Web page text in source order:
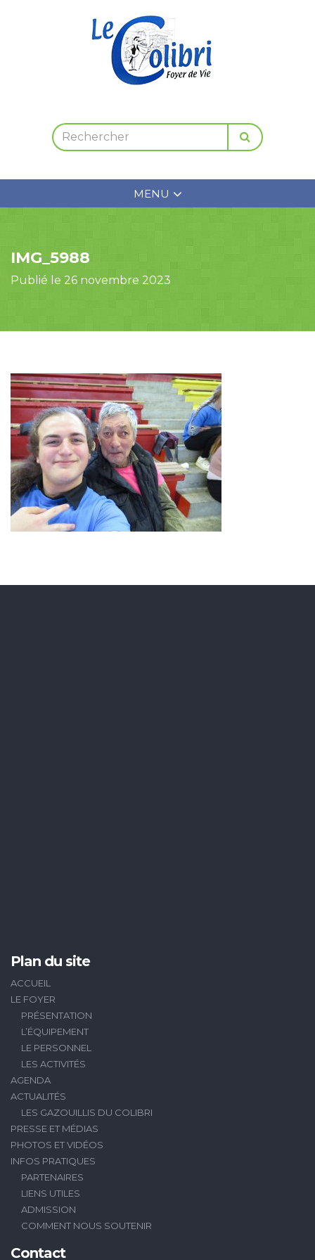
MENU
IMG_5988
Publié le 26 novembre 2023
Plan du site
ACCUEIL
LE FOYER
PRÉSENTATION
L’ÉQUIPEMENT
LE PERSONNEL
LES ACTIVITÉS
AGENDA
ACTUALITÉS
LES GAZOUILLIS DU COLIBRI
PRESSE ET MÉDIAS
PHOTOS ET VIDÉOS
INFOS PRATIQUES
PARTENAIRES
LIENS UTILES
ADMISSION
COMMENT NOUS SOUTENIR
Contact